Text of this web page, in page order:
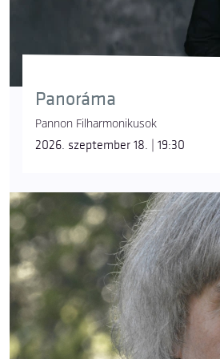
Panoráma
Pannon Filharmonikusok
2026. szeptember 18. | 19:30